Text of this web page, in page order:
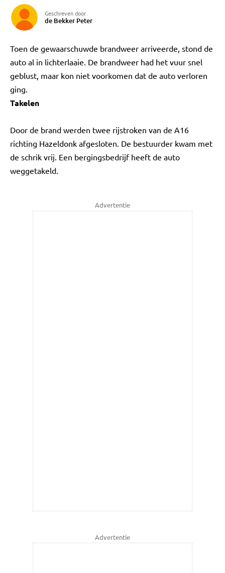
Geschreven door
de Bekker Peter
Toen de gewaarschuwde brandweer arriveerde, stond de
auto al in lichterlaaie. De brandweer had het vuur snel
geblust, maar kon niet voorkomen dat de auto verloren
ging.
Takelen
Door de brand werden twee rijstroken van de A16
richting Hazeldonk afgesloten. De bestuurder kwam met
de schrik vrij. Een bergingsbedrijf heeft de auto
weggetakeld.
Advertentie
Advertentie